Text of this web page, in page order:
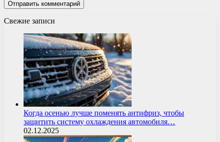
Свежие записи
Когда осенью лучше поменять антифриз, чтобы
защитить систему охлаждения автомобиля…
02.12.2025